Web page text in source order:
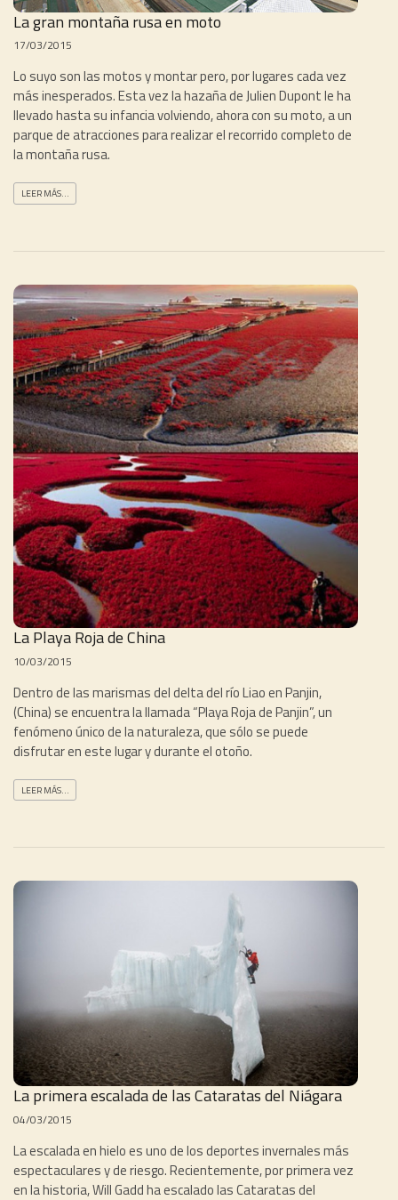
La gran montaña rusa en moto
17/03/2015
Lo suyo son las motos y montar pero, por lugares cada vez
más inesperados. Esta vez la hazaña de Julien Dupont le ha
llevado hasta su infancia volviendo, ahora con su moto, a un
parque de atracciones para realizar el recorrido completo de
la montaña rusa.
LEER MÁS...
La Playa Roja de China
10/03/2015
Dentro de las marismas del delta del río Liao en Panjin,
(China) se encuentra la llamada “Playa Roja de Panjin”, un
fenómeno único de la naturaleza, que sólo se puede
disfrutar en este lugar y durante el otoño.
LEER MÁS...
La primera escalada de las Cataratas del Niágara
04/03/2015
La escalada en hielo es uno de los deportes invernales más
espectaculares y de riesgo. Recientemente, por primera vez
en la historia, Will Gadd ha escalado las Cataratas del